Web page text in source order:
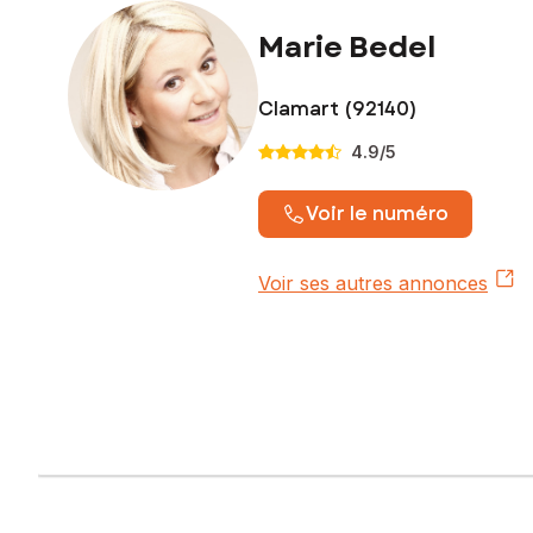
Marie Bedel
Clamart (92140)
4.9/5
Voir le numéro
Voir ses autres annonces